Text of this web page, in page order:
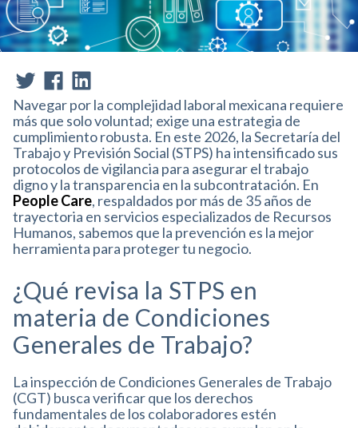
Navegar por la complejidad laboral mexicana requiere
más que solo voluntad; exige una estrategia de
cumplimiento robusta. En este 2026, la Secretaría del
Trabajo y Previsión Social (STPS) ha intensificado sus
protocolos de vigilancia para asegurar el trabajo
digno y la transparencia en la subcontratación. En
People Care, respaldados por más de 35 años de
trayectoria en servicios especializados de Recursos
Humanos, sabemos que la prevención es la mejor
herramienta para proteger tu negocio.
¿Qué revisa la STPS en
materia de Condiciones
Generales de Trabajo?
La inspección de Condiciones Generales de Trabajo
(CGT) busca verificar que los derechos
fundamentales de los colaboradores estén